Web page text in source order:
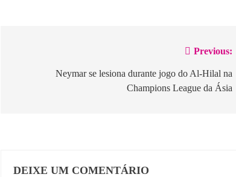
Previous:
Neymar se lesiona durante jogo do Al-Hilal na
Champions League da Ásia
DEIXE UM COMENTÁRIO